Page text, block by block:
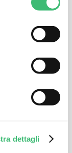
dettagli